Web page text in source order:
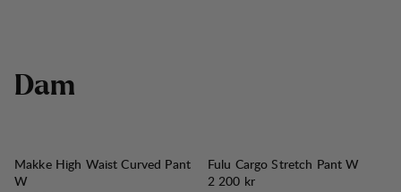
Dam
Makke High Waist Curved Pant
W
Fulu Cargo Stretch Pant W
Pris:
2 200 kr